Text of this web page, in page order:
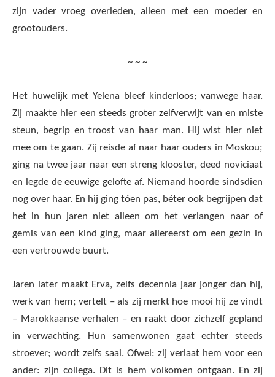
zijn vader vroeg overleden, alleen met een moeder en
grootouders.
~ ~ ~
Het huwelijk met Yelena bleef kinderloos; vanwege haar.
Zij maakte hier een steeds groter zelfverwijt van en miste
steun, begrip en troost van haar man. Hij wist hier niet
mee om te gaan. Zij reisde af naar haar ouders in Moskou;
ging na twee jaar naar een streng klooster, deed noviciaat
en legde de eeuwige gelofte af. Niemand hoorde sindsdien
nog over haar. En hij ging tóen pas, béter ook begrijpen dat
het in hun jaren niet alleen om het verlangen naar of
gemis van een kind ging, maar allereerst om een gezin in
een vertrouwde buurt.
Jaren later maakt Erva, zelfs decennia jaar jonger dan hij,
werk van hem; vertelt – als zij merkt hoe mooi hij ze vindt
– Marokkaanse verhalen – en raakt door zichzelf gepland
in verwachting. Hun samenwonen gaat echter steeds
stroever; wordt zelfs saai. Ofwel: zij verlaat hem voor een
ander: zijn collega. Dit is hem volkomen ontgaan. En zij